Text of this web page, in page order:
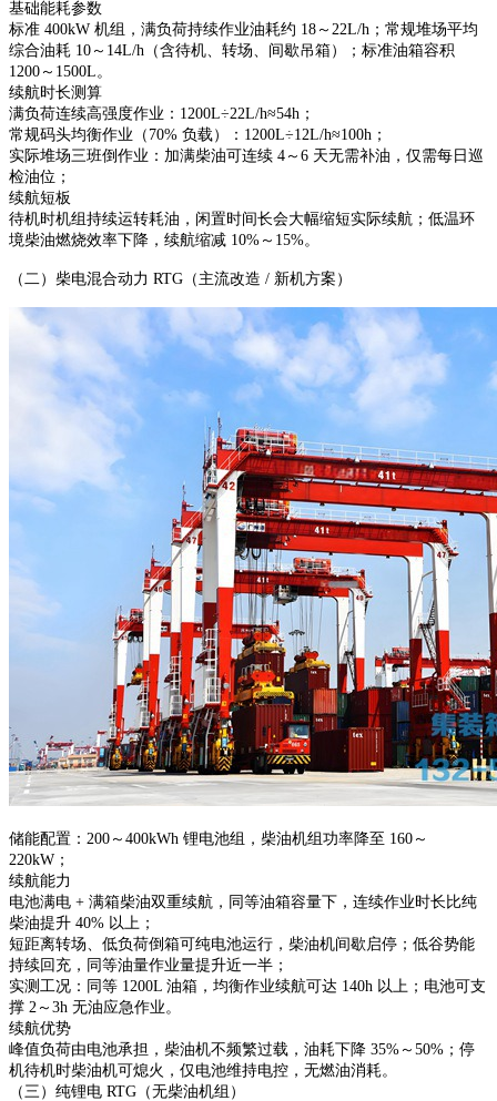
基础能耗参数
标准 400kW 机组，满负荷持续作业油耗约 18～22L/h；常规堆场平均
综合油耗 10～14L/h（含待机、转场、间歇吊箱）；标准油箱容积
1200～1500L。
续航时长测算
满负荷连续高强度作业：1200L÷22L/h≈54h；
常规码头均衡作业（70% 负载）：1200L÷12L/h≈100h；
实际堆场三班倒作业：加满柴油可连续 4～6 天无需补油，仅需每日巡
检油位；
续航短板
待机时机组持续运转耗油，闲置时间长会大幅缩短实际续航；低温环
境柴油燃烧效率下降，续航缩减 10%～15%。
（二）柴电混合动力 RTG（主流改造 / 新机方案）
储能配置：200～400kWh 锂电池组，柴油机组功率降至 160～
220kW；
续航能力
电池满电 + 满箱柴油双重续航，同等油箱容量下，连续作业时长比纯
柴油提升 40% 以上；
短距离转场、低负荷倒箱可纯电池运行，柴油机间歇启停；低谷势能
持续回充，同等油量作业量提升近一半；
实测工况：同等 1200L 油箱，均衡作业续航可达 140h 以上；电池可支
撑 2～3h 无油应急作业。
续航优势
峰值负荷由电池承担，柴油机不频繁过载，油耗下降 35%～50%；停
机待机时柴油机可熄火，仅电池维持电控，无燃油消耗。
（三）纯锂电 RTG（无柴油机组）